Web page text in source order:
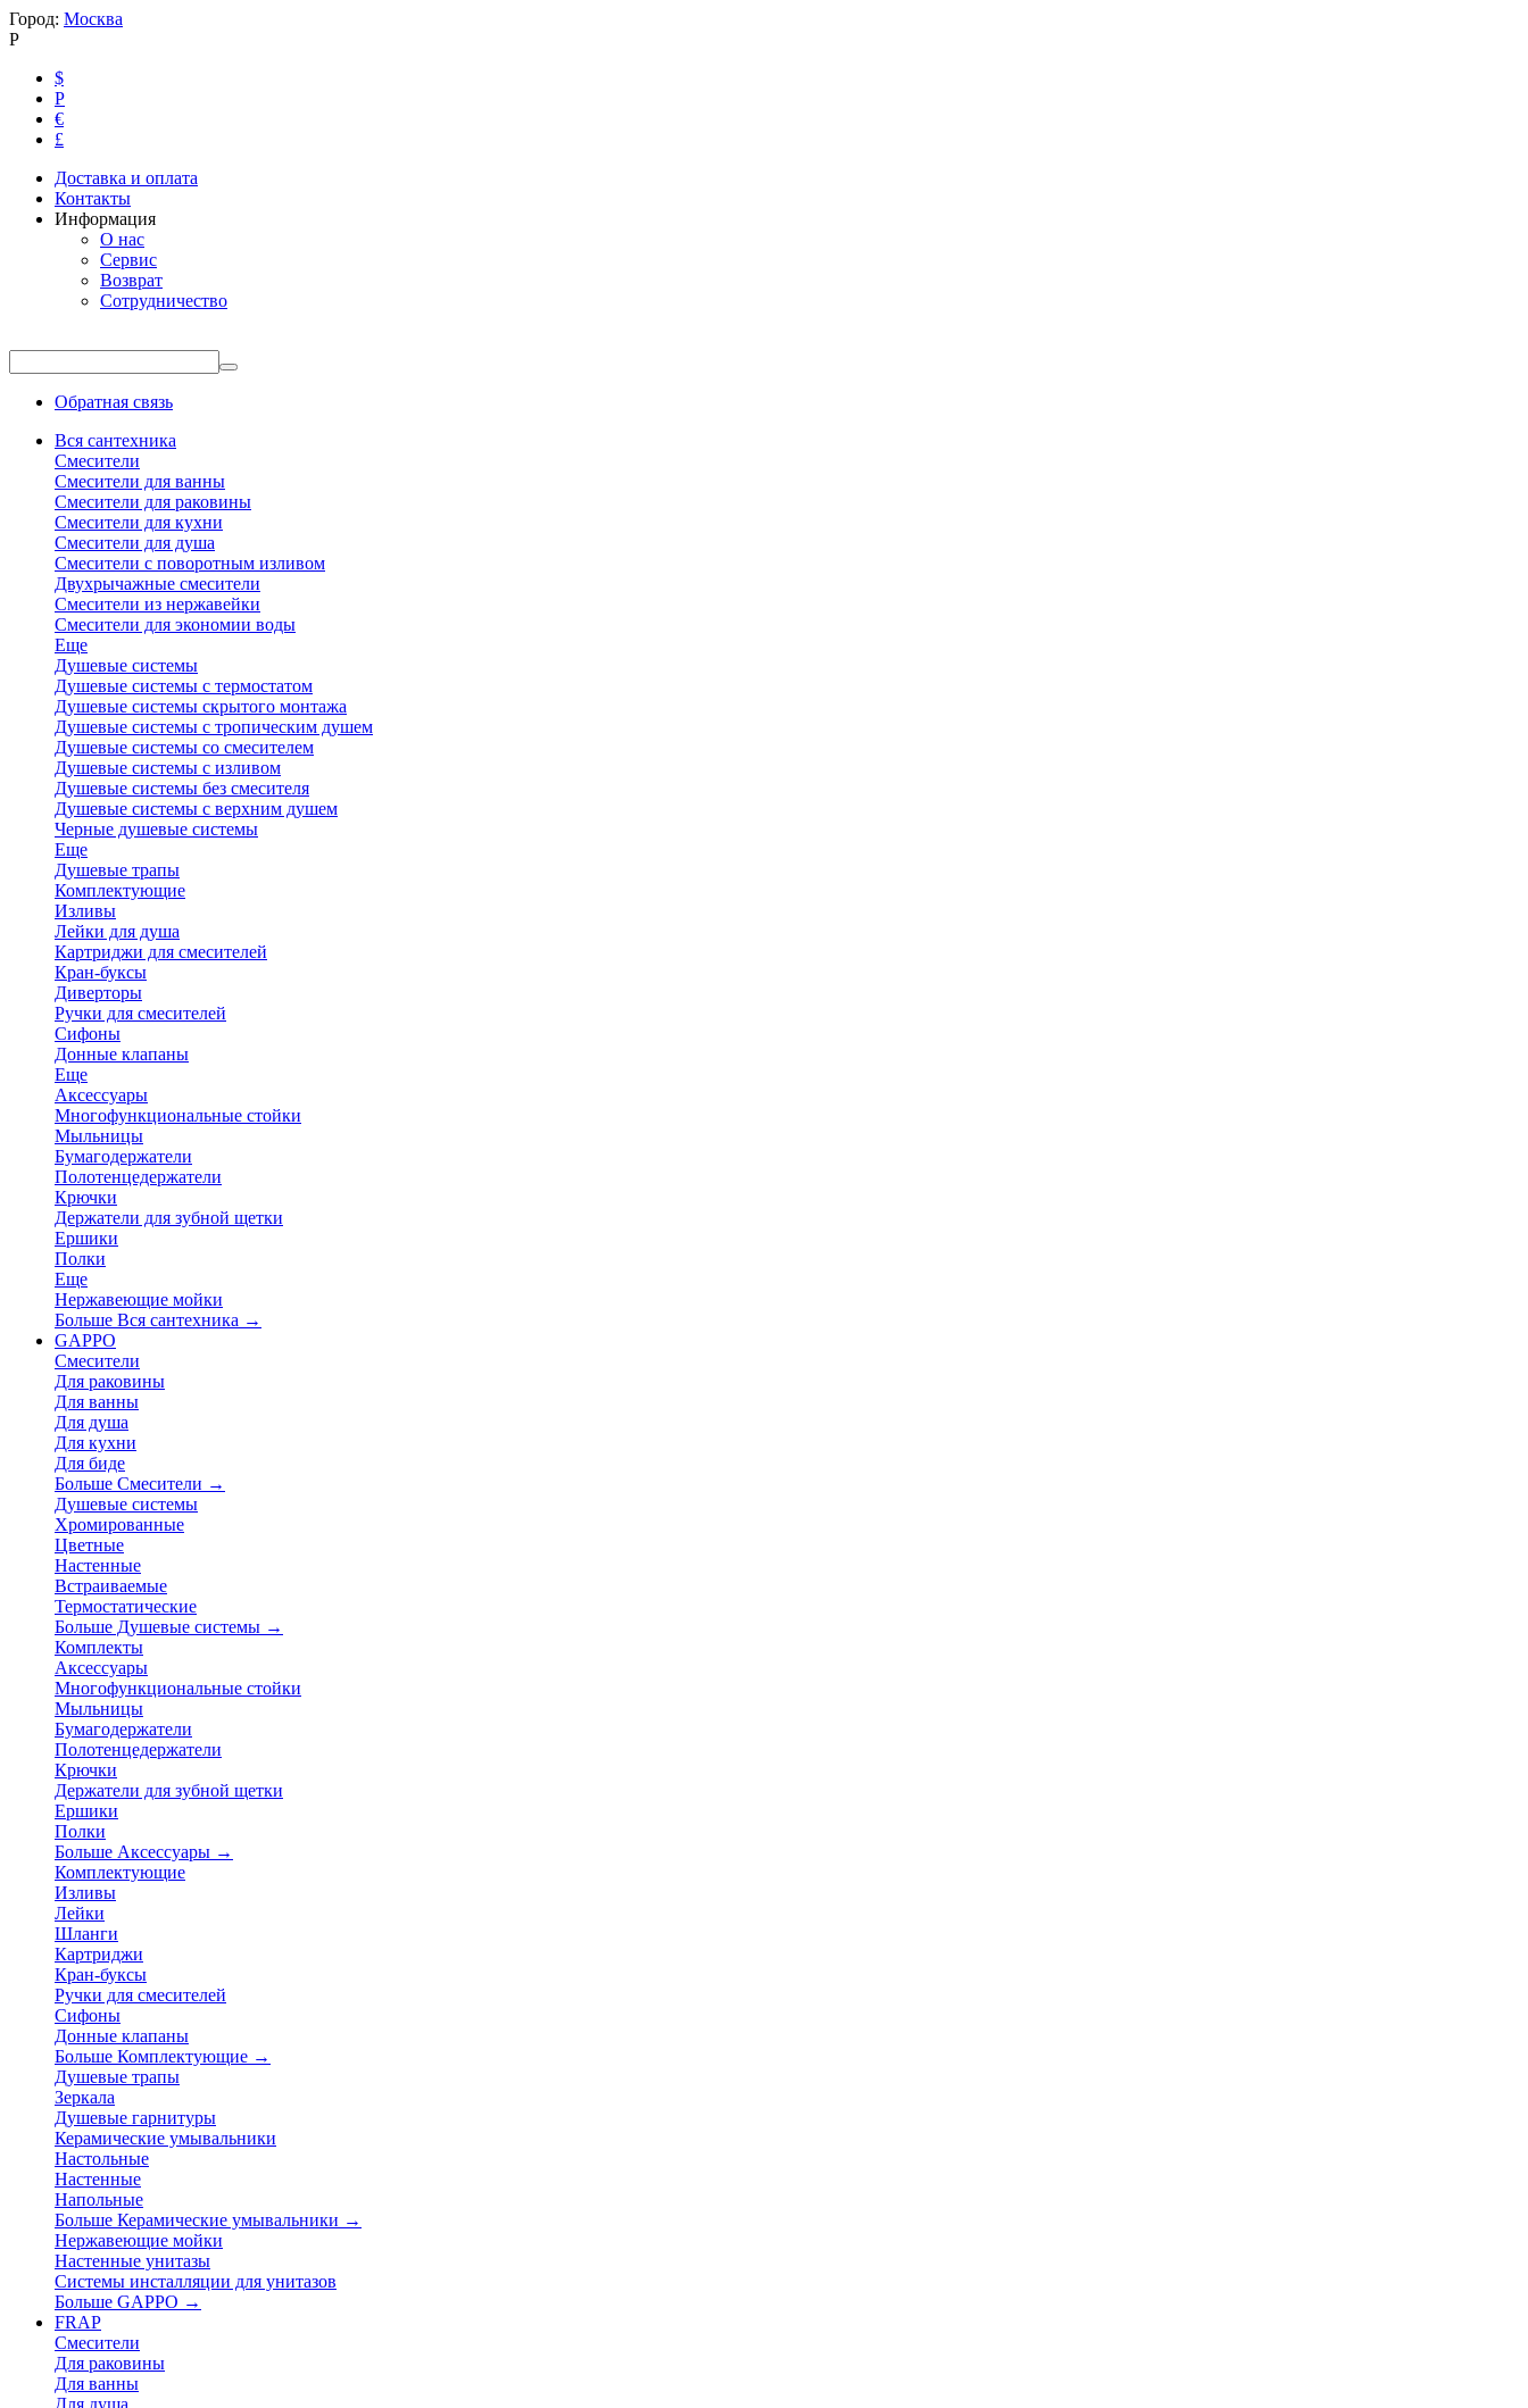
Город: Москва
Р
$
Р
€
£
Доставка и оплата
Контакты
Информация
О нас
Сервис
Возврат
Сотрудничество
Обратная связь
Вся сантехника
Смесители
Смесители для ванны
Смесители для раковины
Смесители для кухни
Смесители для душа
Смесители с поворотным изливом
Двухрычажные смесители
Смесители из нержавейки
Смесители для экономии воды
Еще
Душевые системы
Душевые системы с термостатом
Душевые системы скрытого монтажа
Душевые системы с тропическим душем
Душевые системы со смесителем
Душевые системы с изливом
Душевые системы без смесителя
Душевые системы с верхним душем
Черные душевые системы
Еще
Душевые трапы
Комплектующие
Изливы
Лейки для душа
Картриджи для смесителей
Кран-буксы
Диверторы
Ручки для смесителей
Сифоны
Донные клапаны
Еще
Аксессуары
Многофункциональные стойки
Мыльницы
Бумагодержатели
Полотенцедержатели
Крючки
Держатели для зубной щетки
Ершики
Полки
Еще
Нержавеющие мойки
Больше Вся сантехника →
GAPPO
Смесители
Для раковины
Для ванны
Для душа
Для кухни
Для биде
Больше Смесители →
Душевые системы
Хромированные
Цветные
Настенные
Встраиваемые
Термостатические
Больше Душевые системы →
Комплекты
Аксессуары
Многофункциональные стойки
Мыльницы
Бумагодержатели
Полотенцедержатели
Крючки
Держатели для зубной щетки
Ершики
Полки
Больше Аксессуары →
Комплектующие
Изливы
Лейки
Шланги
Картриджи
Кран-буксы
Ручки для смесителей
Сифоны
Донные клапаны
Больше Комплектующие →
Душевые трапы
Зеркала
Душевые гарнитуры
Керамические умывальники
Настольные
Настенные
Напольные
Больше Керамические умывальники →
Нержавеющие мойки
Настенные унитазы
Системы инсталляции для унитазов
Больше GAPPO →
FRAP
Смесители
Для раковины
Для ванны
Для душа